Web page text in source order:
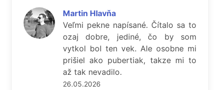
Martin Hlavňa
Veľmi pekne napísané. Čítalo sa to
ozaj dobre, jediné, čo by som
vytkol bol ten vek. Ale osobne mi
prišiel ako pubertiak, takze mi to
až tak nevadilo.
26.05.2026